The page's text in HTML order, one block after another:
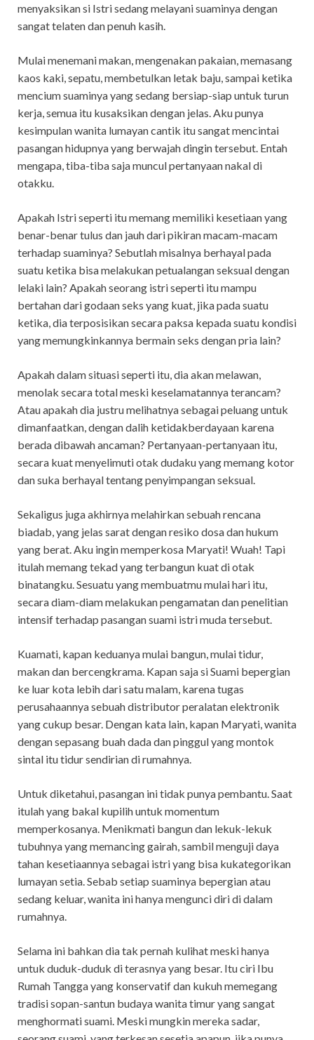
menyaksikan si Istri sedang melayani suaminya dengan
sangat telaten dan penuh kasih.
Mulai menemani makan, mengenakan pakaian, memasang
kaos kaki, sepatu, membetulkan letak baju, sampai ketika
mencium suaminya yang sedang bersiap-siap untuk turun
kerja, semua itu kusaksikan dengan jelas. Aku punya
kesimpulan wanita lumayan cantik itu sangat mencintai
pasangan hidupnya yang berwajah dingin tersebut. Entah
mengapa, tiba-tiba saja muncul pertanyaan nakal di
otakku.
Apakah Istri seperti itu memang memiliki kesetiaan yang
benar-benar tulus dan jauh dari pikiran macam-macam
terhadap suaminya? Sebutlah misalnya berhayal pada
suatu ketika bisa melakukan petualangan seksual dengan
lelaki lain? Apakah seorang istri seperti itu mampu
bertahan dari godaan seks yang kuat, jika pada suatu
ketika, dia terposisikan secara paksa kepada suatu kondisi
yang memungkinkannya bermain seks dengan pria lain?
Apakah dalam situasi seperti itu, dia akan melawan,
menolak secara total meski keselamatannya terancam?
Atau apakah dia justru melihatnya sebagai peluang untuk
dimanfaatkan, dengan dalih ketidakberdayaan karena
berada dibawah ancaman? Pertanyaan-pertanyaan itu,
secara kuat menyelimuti otak dudaku yang memang kotor
dan suka berhayal tentang penyimpangan seksual.
Sekaligus juga akhirnya melahirkan sebuah rencana
biadab, yang jelas sarat dengan resiko dosa dan hukum
yang berat. Aku ingin memperkosa Maryati! Wuah! Tapi
itulah memang tekad yang terbangun kuat di otak
binatangku. Sesuatu yang membuatmu mulai hari itu,
secara diam-diam melakukan pengamatan dan penelitian
intensif terhadap pasangan suami istri muda tersebut.
Kuamati, kapan keduanya mulai bangun, mulai tidur,
makan dan bercengkrama. Kapan saja si Suami bepergian
ke luar kota lebih dari satu malam, karena tugas
perusahaannya sebuah distributor peralatan elektronik
yang cukup besar. Dengan kata lain, kapan Maryati, wanita
dengan sepasang buah dada dan pinggul yang montok
sintal itu tidur sendirian di rumahnya.
Untuk diketahui, pasangan ini tidak punya pembantu. Saat
itulah yang bakal kupilih untuk momentum
memperkosanya. Menikmati bangun dan lekuk-lekuk
tubuhnya yang memancing gairah, sambil menguji daya
tahan kesetiaannya sebagai istri yang bisa kukategorikan
lumayan setia. Sebab setiap suaminya bepergian atau
sedang keluar, wanita ini hanya mengunci diri di dalam
rumahnya.
Selama ini bahkan dia tak pernah kulihat meski hanya
untuk duduk-duduk di terasnya yang besar. Itu ciri Ibu
Rumah Tangga yang konservatif dan kukuh memegang
tradisi sopan-santun budaya wanita timur yang sangat
menghormati suami. Meski mungkin mereka sadar,